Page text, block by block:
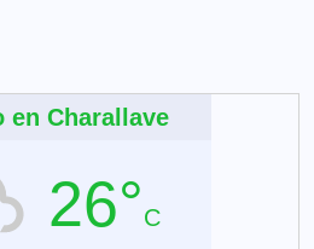
en Charallave
26°C